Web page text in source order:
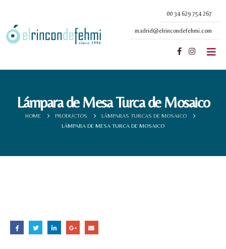
00 34 629 754 267
madrid@elrincondefehmi.com
Lámpara de Mesa Turca de Mosaico
HOME PRODUCTOS
LÁMPARAS TURCAS DE MOSAICO
LÁMPARA DE MESA TURCA DE MOSAICO